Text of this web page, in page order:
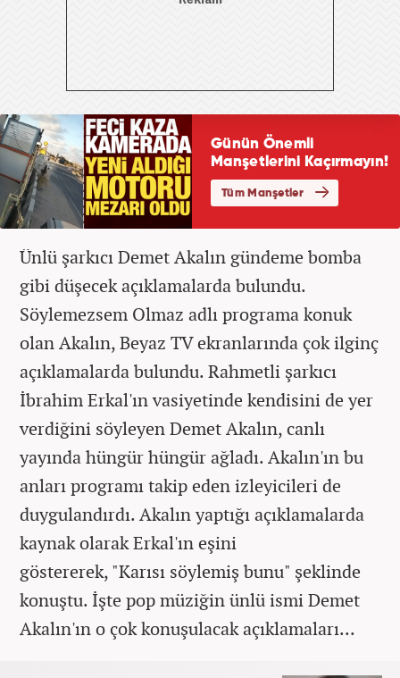
Ünlü şarkıcı Demet Akalın gündeme bomba
gibi düşecek açıklamalarda bulundu.
Söylemezsem Olmaz adlı programa konuk
olan Akalın, Beyaz TV ekranlarında çok ilginç
açıklamalarda bulundu. Rahmetli şarkıcı
İbrahim Erkal'ın vasiyetinde kendisini de yer
verdiğini söyleyen Demet Akalın, canlı
yayında hüngür hüngür ağladı. Akalın'ın bu
anları programı takip eden izleyicileri de
duygulandırdı. Akalın yaptığı açıklamalarda
kaynak olarak Erkal'ın eşini
göstererek, "Karısı söylemiş bunu" şeklinde
konuştu. İşte pop müziğin ünlü ismi Demet
Akalın'ın o çok konuşulacak açıklamaları...